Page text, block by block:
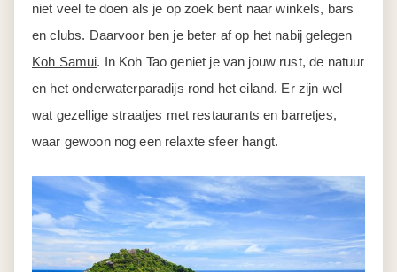
niet veel te doen als je op zoek bent naar winkels, bars
en clubs. Daarvoor ben je beter af op het nabij gelegen
Koh Samui. In Koh Tao geniet je van jouw rust, de natuur
en het onderwaterparadijs rond het eiland. Er zijn wel
wat gezellige straatjes met restaurants en barretjes,
waar gewoon nog een relaxte sfeer hangt.